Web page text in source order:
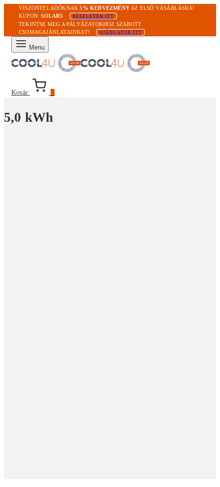
VISZONTELADÓKNAK5% KEDVEZMÉNY AZ ELSŐ VÁSÁRLÁSRA!
KUPON:SOLAR5 RÉSZLETEK ITT
TEKINTSE MEG A PÁLYÁZATOKHOZ SZABOTT
CSOMAGAJÁNLATAINKAT!
AJÁNLATOK ITT
Menu
Kosár
5,0 kWh